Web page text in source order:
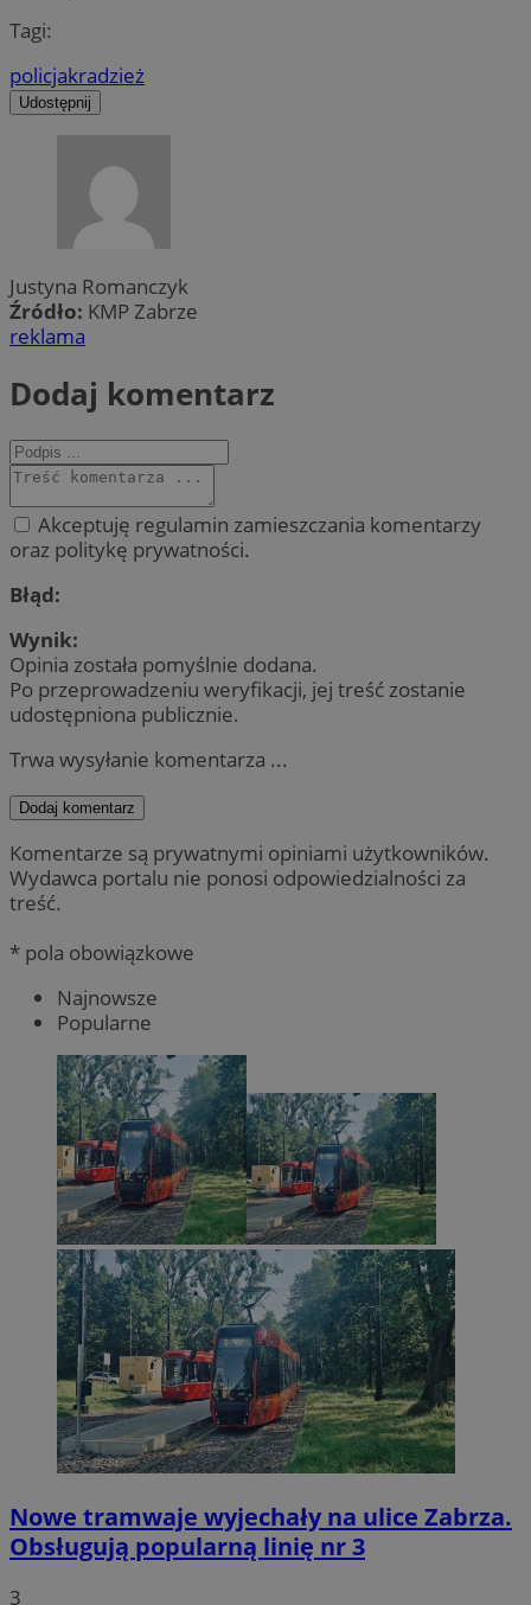
Tagi:
policjakradzież
Udostępnij
Justyna Romanczyk
Źródło: KMP Zabrze
reklama
Dodaj komentarz
Akceptuję regulamin zamieszczania komentarzy
oraz politykę prywatności.
Błąd:
Wynik:
Opinia została pomyślnie dodana.
Po przeprowadzeniu weryfikacji, jej treść zostanie
udostępniona publicznie.
Trwa wysyłanie komentarza ...
Dodaj komentarz
Komentarze są prywatnymi opiniami użytkowników.
Wydawca portalu nie ponosi odpowiedzialności za
treść.
* pola obowiązkowe
Najnowsze
Popularne
Nowe tramwaje wyjechały na ulice Zabrza.
Obsługują popularną linię nr 3
3